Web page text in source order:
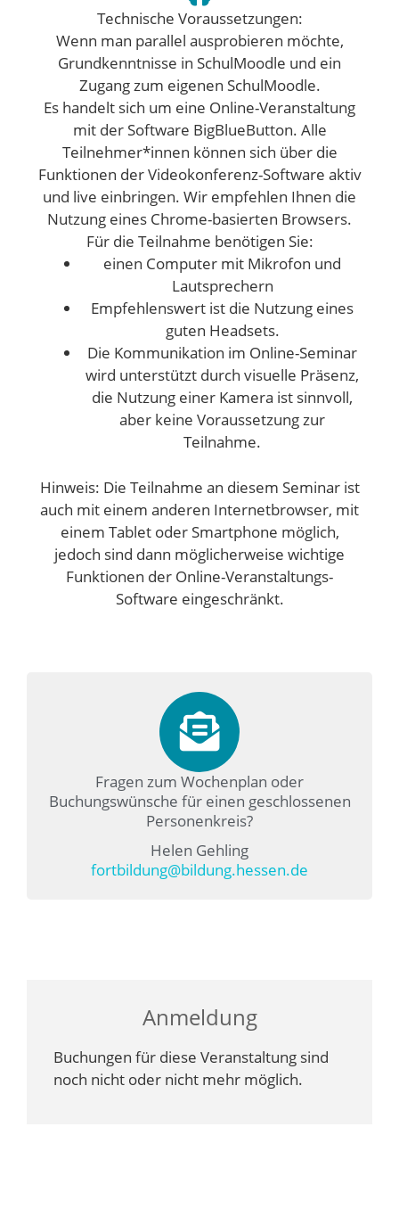
Technische Voraussetzungen:
Wenn man parallel ausprobieren möchte,
Grundkenntnisse in SchulMoodle und ein
Zugang zum eigenen SchulMoodle.
Es handelt sich um eine Online-Veranstaltung
mit der Software BigBlueButton. Alle
Teilnehmer*innen können sich über die
Funktionen der Videokonferenz-Software aktiv
und live einbringen. Wir empfehlen Ihnen die
Nutzung eines Chrome-basierten Browsers.
Für die Teilnahme benötigen Sie:
einen Computer mit Mikrofon und
Lautsprechern
Empfehlenswert ist die Nutzung eines
guten Headsets.
Die Kommunikation im Online-Seminar
wird unterstützt durch visuelle Präsenz,
die Nutzung einer Kamera ist sinnvoll,
aber keine Voraussetzung zur
Teilnahme.
Hinweis: Die Teilnahme an diesem Seminar ist
auch mit einem anderen Internetbrowser, mit
einem Tablet oder Smartphone möglich,
jedoch sind dann möglicherweise wichtige
Funktionen der Online-Veranstaltungs-
Software eingeschränkt.
Fragen zum Wochenplan oder
Buchungswünsche für einen geschlossenen
Personenkreis?
Helen Gehling
fortbildung@bildung.hessen.de
Anmeldung
Buchungen für diese Veranstaltung sind
noch nicht oder nicht mehr möglich.